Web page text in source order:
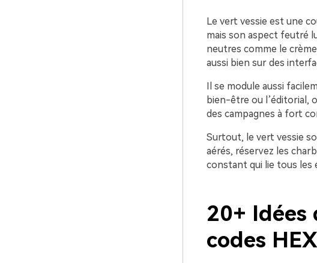
Le vert vessie est une
mais son aspect feutré
neutres comme le
aussi bien sur des
Il se module aussi
bien-être ou l’éditorial,
des campagnes à fort
Surtout, le vert vessie
aérés, réservez les
constant qui lie tous les
20+ Idées
codes